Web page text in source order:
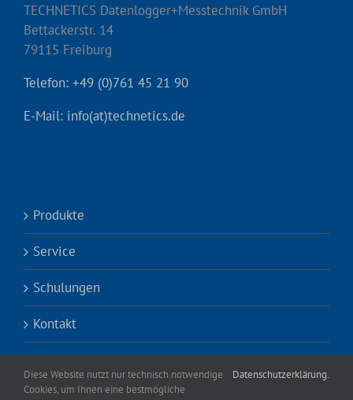
TECHNETICS Datenlogger+Messtechnik GmbH
Bettackerstr. 14
79115 Freiburg
Telefon: +49 (0)761 45 21 90
E-Mail: info(at)technetics.de
Produkte
Service
Schulungen
Kontakt
Diese Website nutzt nur technisch notwendige
Cookies, um Ihnen eine bestmögliche
Datenschutzerklärung.